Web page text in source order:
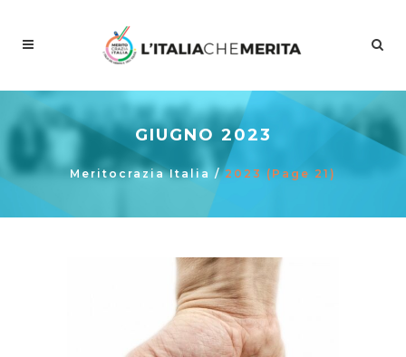
GIUGNO 2023
Meritocrazia Italia /2023 (Page 21)